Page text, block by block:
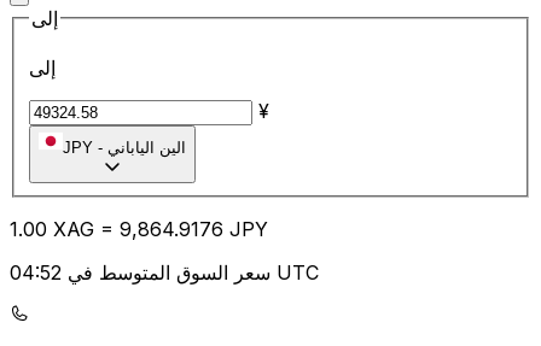
إلى
إلى
¥
JPY - الين الياباني
1.00 XAG = 9,864.9176 JPY
سعر السوق المتوسط في 04:52 UTC